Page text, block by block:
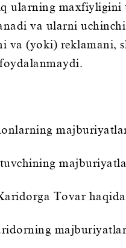
ularning maxfiyligini
va ularni
va (yoki) reklamani,
Tovar